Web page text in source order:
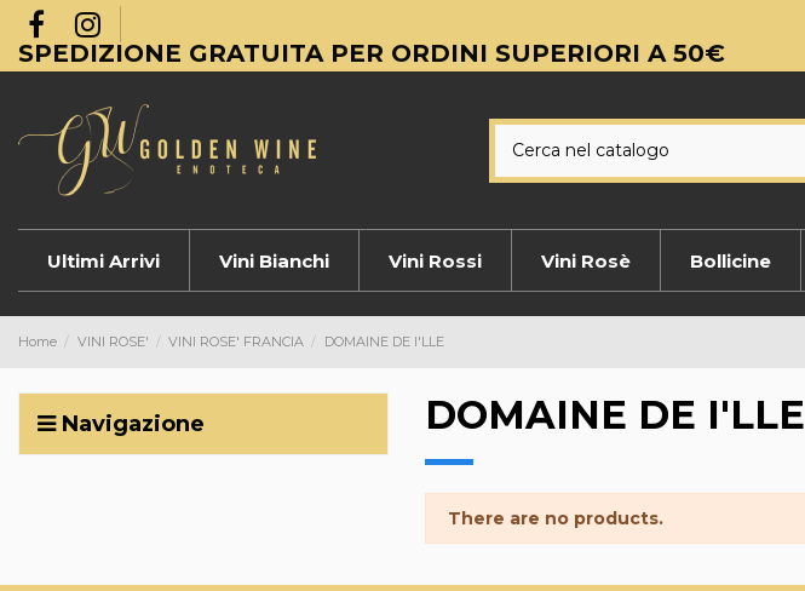
SPEDIZIONE GRATUITA PER ORDINI SUPERIORI A 50€
Ultimi Arrivi Vini Bianchi Vini Rossi Vini Rosè Bollicine
Home VINI ROSE' VINI ROSE' FRANCIA DOMAINE DE I'LLE
DOMAINE DE I'LLE
There are no products.
Navigazione